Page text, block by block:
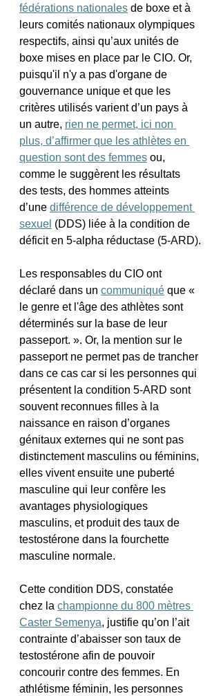
fédérations nationales de boxe et à
leurs comités nationaux olympiques
respectifs, ainsi qu’aux unités de
boxe mises en place par le CIO. Or,
puisqu'il n'y a pas d'organe de
gouvernance unique et que les
critères utilisés varient d’un pays à
un autre, rien ne permet, ici non
plus, d’affirmer que les athlètes en
question sont des femmes ou,
comme le suggèrent les résultats
des tests, des hommes atteints
d’une différence de développement
sexuel (DDS) liée à la condition de
déficit en 5-alpha réductase (5-ARD).
Les responsables du CIO ont
déclaré dans un communiqué que «
le genre et l'âge des athlètes sont
déterminés sur la base de leur
passeport. ». Or, la mention sur le
passeport ne permet pas de trancher
dans ce cas car si les personnes qui
présentent la condition 5-ARD sont
souvent reconnues filles à la
naissance en raison d’organes
génitaux externes qui ne sont pas
distinctement masculins ou féminins,
elles vivent ensuite une puberté
masculine qui leur confère les
avantages physiologiques
masculins, et produit des taux de
testostérone dans la fourchette
masculine normale.
Cette condition DDS, constatée
chez la championne du 800 mètres
Caster Semenya, justifie qu’on l’ait
contrainte d’abaisser son taux de
testostérone afin de pouvoir
concourir contre des femmes. En
athlétisme féminin, les personnes